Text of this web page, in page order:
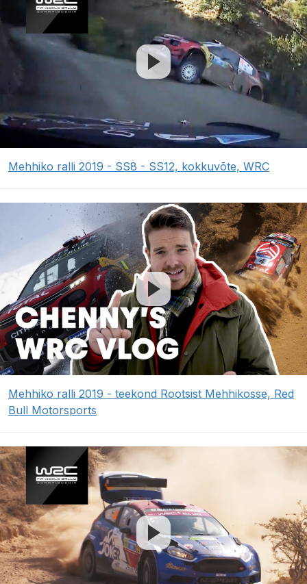
Mehhiko ralli 2019 - SS8 - SS12, kokkuvõte, WRC
Mehhiko ralli 2019 - teekond Rootsist Mehhikosse, Red
Bull Motorsports